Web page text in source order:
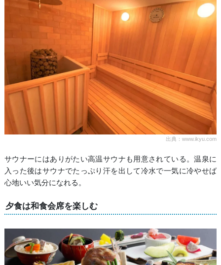
出典：www.ikyu.com
サウナーにはありがたい高温サウナも用意されている。温泉に
入った後はサウナでたっぷり汗を出して冷水で一気に冷やせば
心地いい気分になれる。
夕食は和食会席を楽しむ